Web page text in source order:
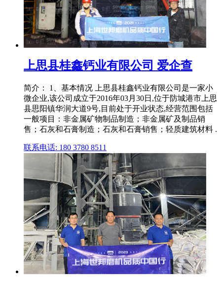
上思县桂鑫钙业有限公司 爱企查
简介： 1、基本情况 上思县桂鑫钙业有限公司是一家小
微企业,该公司成立于2016年03月30日,位于防城港市上思
县思阳镇华润大道9号,目前处于开业状态,经营范围包括
一般项目：非金属矿物制品制造；非金属矿及制品销
售；石灰和石膏制造；石灰和石膏销售；轻质建筑材料 .
联系电话: 180 3780 8511